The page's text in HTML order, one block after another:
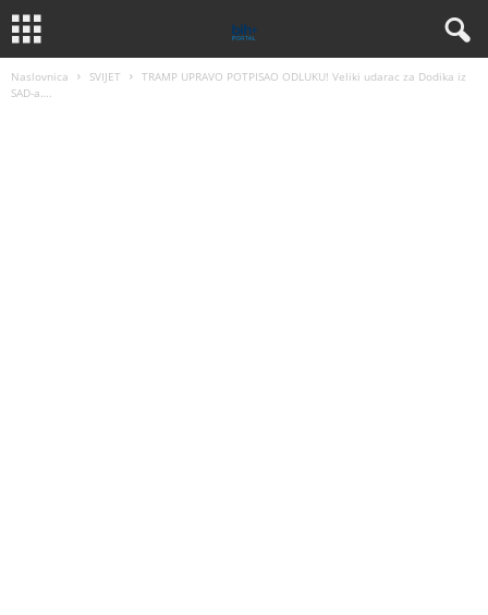
Naslovnica SVIJET
TRAMP UPRAVO POTPISAO ODLUKU! Veliki udarac za Dodika iz
SAD-a….